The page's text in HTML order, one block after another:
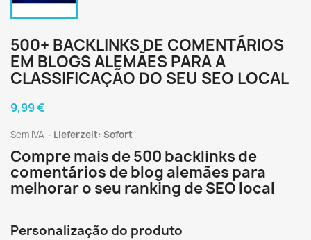
500+ BACKLINKS DE COMENTÁRIOS
EM BLOGS ALEMÃES PARA A
CLASSIFICAÇÃO DO SEU SEO LOCAL
9,99 €
Sem IVA Lieferzeit: Sofort
Compre mais de 500 backlinks de
comentários de blog alemães para
melhorar o seu ranking de SEO local
Personalização do produto